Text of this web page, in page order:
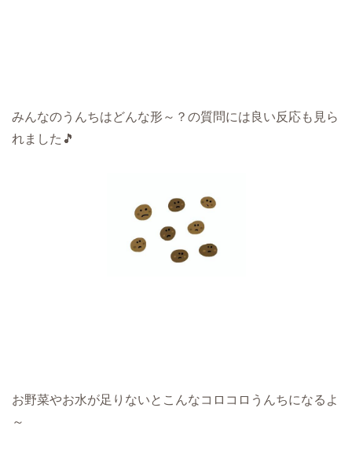
みんなのうんちはどんな形～？の質問には良い反応も見ら
れました🎵
お野菜やお水が足りないとこんなコロコロうんちになるよ
～